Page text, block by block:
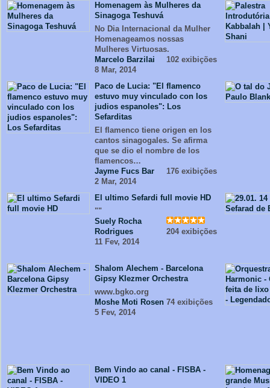
Homenagem às Mulheres da
Sinagoga Teshuvá
No Dia Internacional da Mulher
Homenageamos nossas
Mulheres Virtuosas.
Marcelo Barzilai
8 Mar, 2014
102 exibições
Paco de Lucia: "El flamenco
estuvo muy vinculado con los
judios espanoles": Los
Sefarditas
El flamenco tiene origen en los
cantos sinagogales. Se afirma
que se dio el nombre de los
flamencos…
Jayme Fucs Bar
2 Mar, 2014
176 exibições
El ultimo Sefardi full movie HD
""
Suely Rocha
Rodrigues
11 Fev, 2014
204 exibições
Shalom Alechem - Barcelona
Gipsy Klezmer Orchestra
www.bgko.org
Moshe Moti Rosen
5 Fev, 2014
74 exibições
Bem Vindo ao canal - FISBA -
VIDEO 1